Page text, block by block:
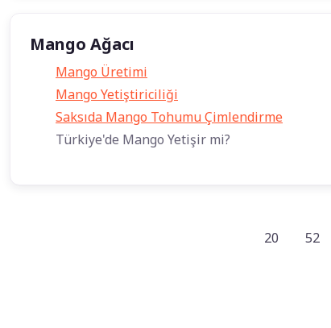
Mango Ağacı
Mango Üretimi
Mango Yetiştiriciliği
Saksıda Mango Tohumu Çimlendirme
Türkiye'de Mango Yetişir mi?
20 52